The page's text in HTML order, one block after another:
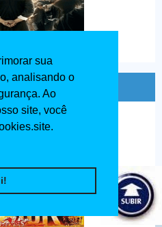
sua
analisando o
Ao
site, você